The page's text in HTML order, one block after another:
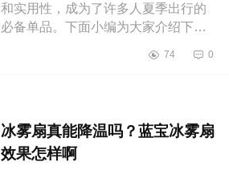
和实用性，成为了许多人夏季出行的
必备单品。下面小编为大家介绍下挂
宏挂脖风扇哪款好用 挂脖风扇有
74 0
冰雾扇真能降温吗？蓝宝冰雾扇
效果怎样啊